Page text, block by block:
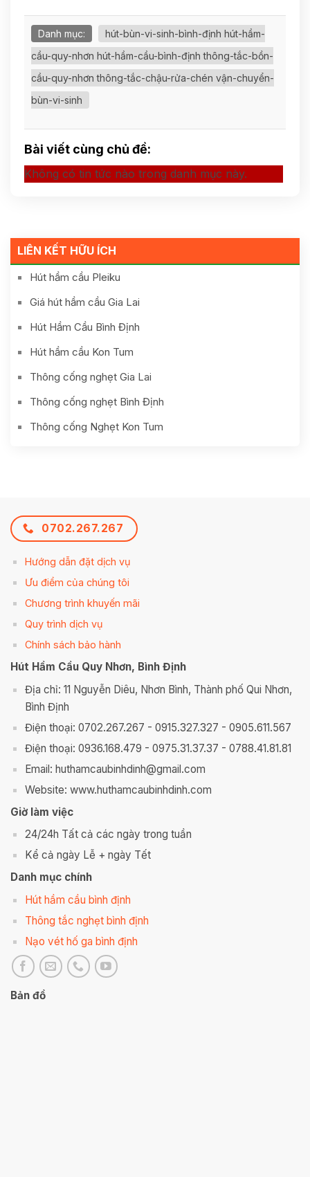
LIÊN KẾT HỮU ÍCH
Hút hầm cầu Pleiku
Giá hút hầm cầu Gia Lai
Hút Hầm Cầu Bình Định
Hút hầm cầu Kon Tum
Thông cống nghẹt Gia Lai
Thông cống nghẹt Bình Định
Thông cống Nghẹt Kon Tum
Danh mục:
hút-bùn-vi-sinh-bình-định hút-hầm-
cầu-quy-nhơn hút-hầm-cầu-bình-định thông-tắc-bồn-
cầu-quy-nhơn thông-tắc-chậu-rửa-chén vận-chuyển-
bùn-vi-sinh
Bài viết cùng chủ đề:
Không có tin tức nào trong danh mục này.
0702.267.267
Hướng dẫn đặt dịch vụ
Ưu điểm của chúng tôi
Chương trình khuyến mãi
Quy trình dịch vụ
Chính sách bảo hành
Hút Hầm Cầu Quy Nhơn, Bình Định
Địa chỉ: 11 Nguyễn Diêu, Nhơn Bình, Thành phố Qui Nhơn,
Bình Định
Điện thoại: 0702.267.267 - 0915.327.327 - 0905.611.567
Điện thoại: 0936.168.479 - 0975.31.37.37 - 0788.41.81.81
Email: huthamcaubinhdinh@gmail.com
Website: www.huthamcaubinhdinh.com
Giờ làm việc
24/24h Tất cả các ngày trong tuần
Kể cả ngày Lễ + ngày Tết
Danh mục chính
Hút hầm cầu bình định
Thông tắc nghẹt bình định
Nạo vét hố ga bình định
Bản đồ